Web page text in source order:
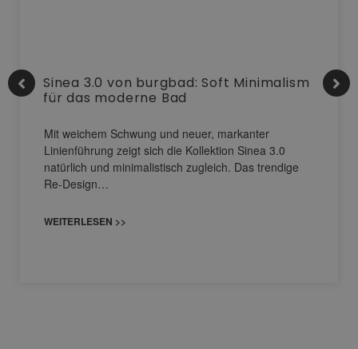
Sinea 3.0 von burgbad: Soft Minimalism
für das moderne Bad
Mit weichem Schwung und neuer, markanter
Linienführung zeigt sich die Kollektion Sinea 3.0
natürlich und minimalistisch zugleich. Das trendige
Re-Design…
WEITERLESEN >>